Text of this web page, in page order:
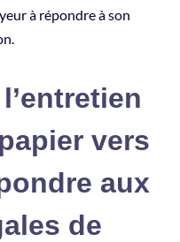
à répondre à son
vers
aux
de